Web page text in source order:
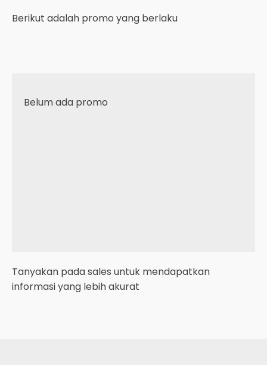
Berikut adalah promo yang berlaku
Belum ada promo
Tanyakan pada sales untuk mendapatkan
informasi yang lebih akurat